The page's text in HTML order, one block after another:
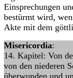
Einsprechungen
bestürmt wird,
Akte mit dem
Misericordia:
14. Kapitel: Von
von den niederen
überwunden und